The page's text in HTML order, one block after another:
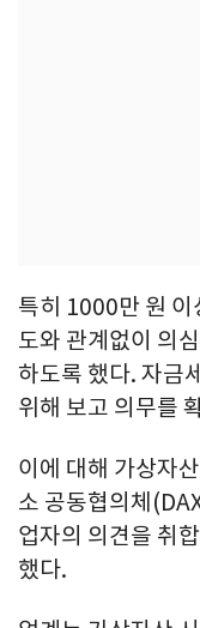
특히 1000만 원 이
도와 관계없이 의
하도록 했다. 자금
위해 보고 의무를
이에 대해 가상자
소 공동협의체
업자의 의견을 취
했다.